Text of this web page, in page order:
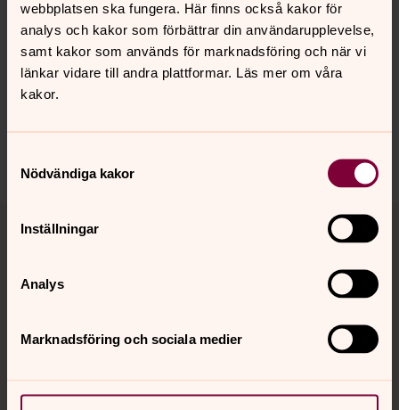
webbplatsen ska fungera. Här finns också kakor för
analys och kakor som förbättrar din användarupplevelse,
samt kakor som används för marknadsföring och när vi
länkar vidare till andra plattformar. Läs mer om våra
kakor.
Nödvändiga kakor
Inställningar
Analys
Marknadsföring och sociala medier
Publicerad 9 juni 2026